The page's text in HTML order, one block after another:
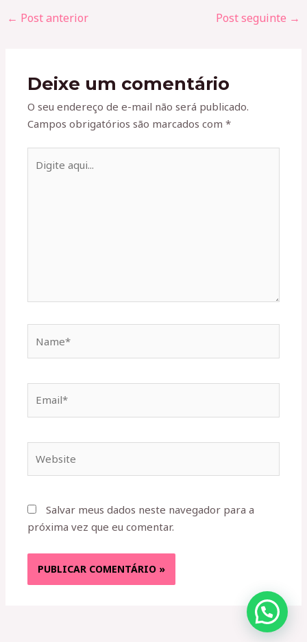
← Post anterior Post seguinte →
Deixe um comentário
O seu endereço de e-mail não será publicado.
Campos obrigatórios são marcados com*
aqui...
Salvar meus dados neste navegador para a
próxima vez que eu comentar.